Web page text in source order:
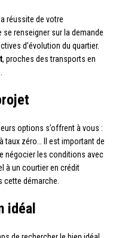
réussite de votre
renseigner sur la demande
d’évolution du quartier.
, proches des transports en
options s’offrent à vous :
taux zéro… Il est important de
négocier les conditions avec
à un courtier en crédit
démarche.
idéal